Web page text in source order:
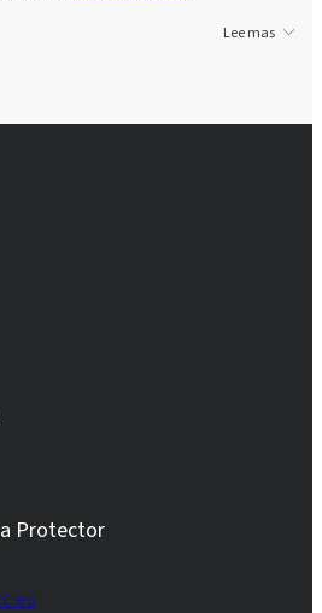
Lee mas
Protector